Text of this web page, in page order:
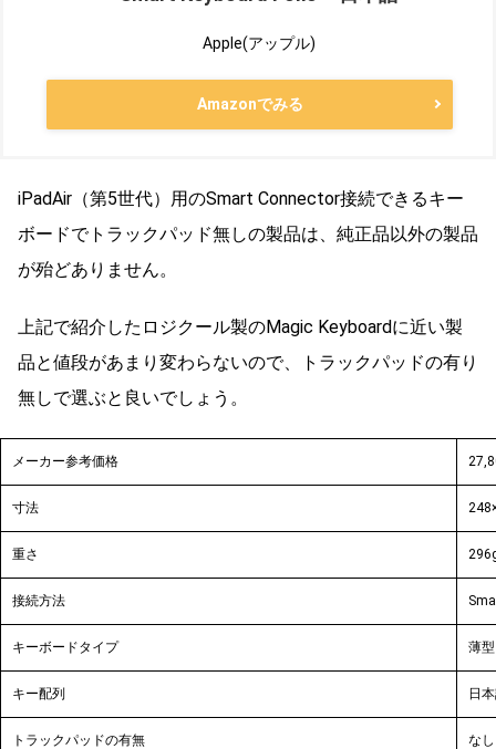
Apple(アップル)
Amazonでみる
iPadAir（第5世代）用のSmart Connector接続できるキー
ボードでトラックパッド無しの製品は、純正品以外の製品
が殆どありません。
上記で紹介したロジクール製のMagic Keyboardに近い製
品と値段があまり変わらないので、トラックパッドの有り
無しで選ぶと良いでしょう。
メーカー参考価格
寸法
重さ
接続方法
キーボードタイプ 薄型
キー配列 日
トラックパッドの有無 なし